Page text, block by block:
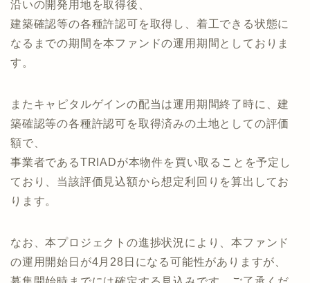
なるまでの期間を本ファンドの運用期間としておりま
す。
またキャピタルゲインの配当は運用期間終了時に、建
ており、当該評価見込額から想定利回りを算出してお
ります。